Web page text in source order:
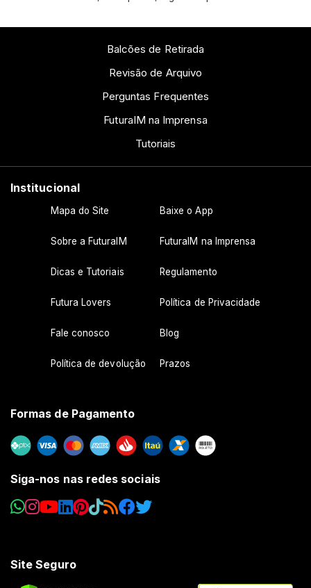
Balcões de Retirada
Revisão de Arquivo
Perguntas Frequentes
FuturaIM na Imprensa
Tutoriais
Institucional
Mapa do Site Baixe o App
Sobre a FuturaIM FuturaIM na Imprensa
Dicas e Tutoriais Regulamento
Futura Lovers Política de Privacidade
Fale conosco Blog
Política de devolução Prazos
Formas de Pagamento
Siga-nos nas redes sociais
Site Seguro